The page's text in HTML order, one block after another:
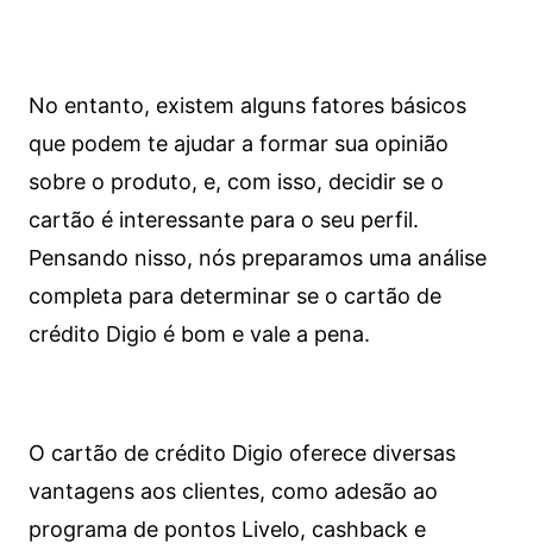
No entanto, existem alguns fatores básicos
que podem te ajudar a formar sua opinião
sobre o produto, e, com isso, decidir se o
cartão é interessante para o seu perfil.
Pensando nisso, nós preparamos uma análise
completa para determinar se o cartão de
crédito Digio é bom e vale a pena.
O cartão de crédito Digio oferece diversas
vantagens aos clientes, como adesão ao
programa de pontos Livelo, cashback e